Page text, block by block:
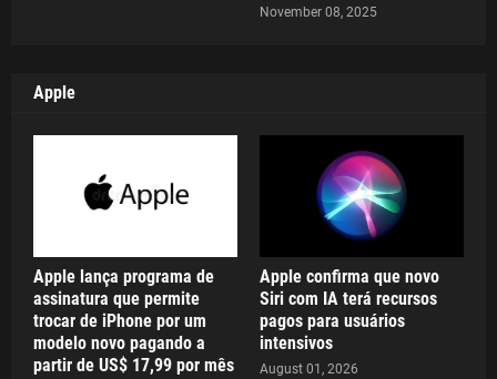
November 08, 2025
Apple
Apple lança programa de
assinatura que permite
trocar de iPhone por um
modelo novo pagando a
partir de US$ 17,99 por mês
Apple confirma que novo
Siri com IA terá recursos
pagos para usuários
intensivos
August 01, 2026